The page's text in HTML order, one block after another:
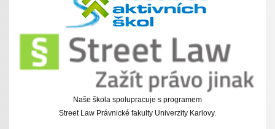
Naše škola spolupracuje s programem
Street Law Právnické fakulty Univerzity Karlovy.